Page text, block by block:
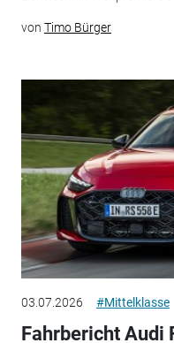
von Timo Bürger
03.07.2026 #Mittelklasse
Fahrbericht Audi